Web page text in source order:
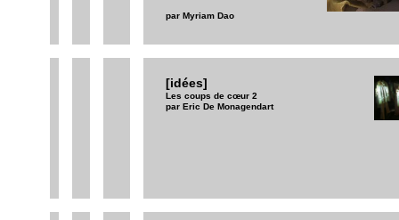
par Myriam Dao
[idées]
Les coups de cœur 2
par Eric De Monagendart